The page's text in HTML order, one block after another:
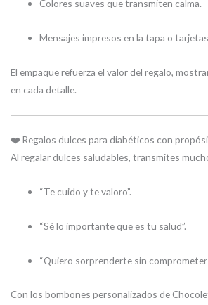
Colores suaves que transmiten calma.
Mensajes impresos en la tapa o
El empaque refuerza el valor del regalo,
en cada detalle.
❤️ Regalos dulces para diabéticos con
Al regalar dulces saludables, transmites
“Te cuido y te valoro”.
“Sé lo importante que es tu salud”.
“Quiero sorprenderte sin
Con los bombones personalizados de